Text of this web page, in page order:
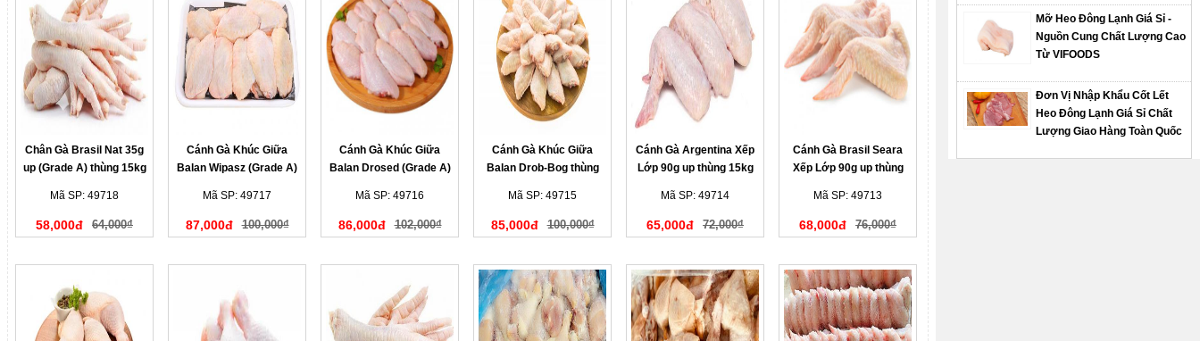
Chân Gà Brasil Nat 35g
up (Grade A) thùng 15kg
Mã SP: 49718
58,000đ 64,000₫
Cánh Gà Khúc Giữa
Balan Wipasz (Grade A)
Mã SP: 49717
87,000đ 100,000₫
Cánh Gà Khúc Giữa
Balan Drosed (Grade A)
Mã SP: 49716
86,000đ 102,000₫
Cánh Gà Khúc Giữa
Balan Drob-Bog thùng
Mã SP: 49715
85,000đ 100,000₫
Cánh Gà Argentina Xếp
Lớp 90g up thùng 15kg
Mã SP: 49714
65,000đ 72,000₫
Cánh Gà Brasil Seara
Xếp Lớp 90g up thùng
Mã SP: 49713
68,000đ 76,000₫
Mỡ Heo Đông Lạnh Giá Sỉ -
Nguồn Cung Chất Lượng Cao
Từ VIFOODS
Đơn Vị Nhập Khẩu Cốt Lết
Heo Đông Lạnh Giá Sỉ Chất
Lượng Giao Hàng Toàn Quốc